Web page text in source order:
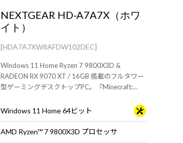
NEXTGEAR HD-A7A7X（ホワ
イト）
[HDA7A7XW8AFDW102DEC]
Windows 11 Home Ryzen 7 9800X3D &
RADEON RX 9070 XT / 16GB 搭載のフルタワー
型ゲーミングデスクトップPC。『Minecraft:
タ・マウス・キーボードは別売りです
Windows 11 Home 64ビット
AMD Ryzen™ 7 9800X3D プロセッサ